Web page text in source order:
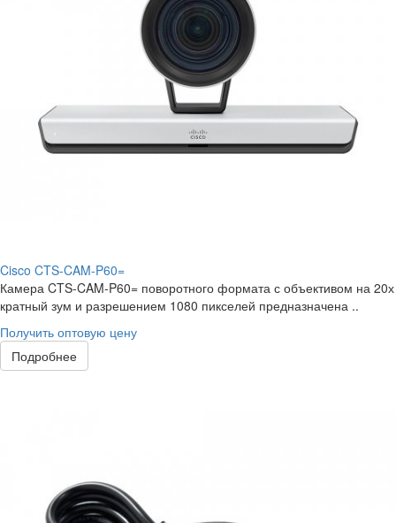
Cisco CTS-CAM-P60=
Камера CTS-CAM-P60= поворотного формата с объективом на 20х
кратный зум и разрешением 1080 пикселей предназначена ..
Получить оптовую цену
Подробнее